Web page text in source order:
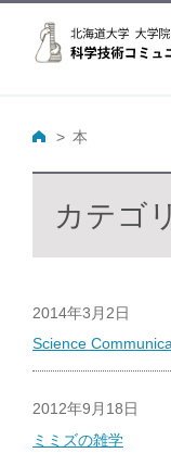
本
カテゴ
2014年3月2日
Science
2012年9月18日
ミミズの雑学